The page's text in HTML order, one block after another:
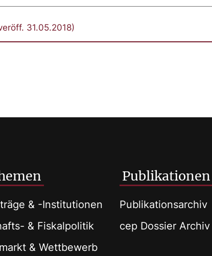
31.05.2018)
& -Institutionen
& Fiskalpolitik
& Wettbewerb
Publikationen
Publikationsarchiv
cep Dossier Archiv